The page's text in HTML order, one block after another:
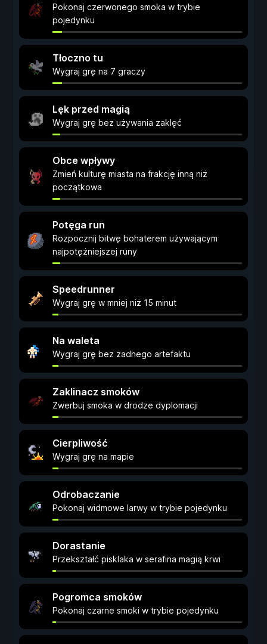
Pokonaj czerwonego smoka w trybie
pojedynku
Tłoczno tu
Wygraj grę na 7 graczy
Lęk przed magią
Wygraj grę bez używania zaklęć
Obce wpływy
Zmień kulturę miasta na frakcję inną niż
początkowa
Potęga run
Rozpocznij bitwę bohaterem używającym
najpotężniejszej runy
Speedrunner
Wygraj grę w mniej niż 15 minut
Na waleta
Wygraj grę bez żadnego artefaktu
Zaklinacz smoków
Zwerbuj smoka w drodze dyplomacji
Cierpliwość
Wygraj grę na mapie
Odrobaczanie
Pokonaj widmowe larwy w trybie pojedynku
Dorastanie
Przekształć pisklaka w serafina magią krwi
Pogromca smoków
Pokonaj czarne smoki w trybie pojedynku